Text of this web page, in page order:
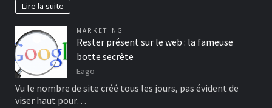
Lire la suite
MARKETING
Rester présent sur le web : la fameuse
botte secrète
Eago
Vu le nombre de site créé tous les jours, pas évident de
viser haut pour…